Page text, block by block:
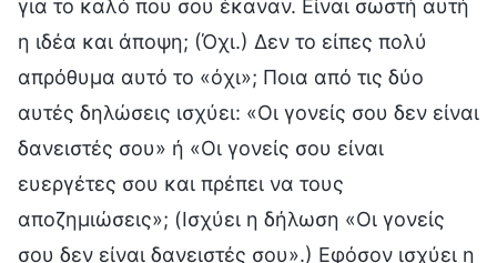
για το καλό που σου έκαναν. Είναι σωστή αυτή
η ιδέα και άποψη; (Όχι.) Δεν το είπες πολύ
απρόθυμα αυτό το «όχι»; Ποια από τις δύο
αυτές δηλώσεις ισχύει: «Οι γονείς σου δεν είναι
δανειστές σου» ή «Οι γονείς σου είναι
ευεργέτες σου και πρέπει να τους
αποζημιώσεις»; (Ισχύει η δήλωση «Οι γονείς
σου δεν είναι δανειστές σου».) Εφόσον ισχύει η